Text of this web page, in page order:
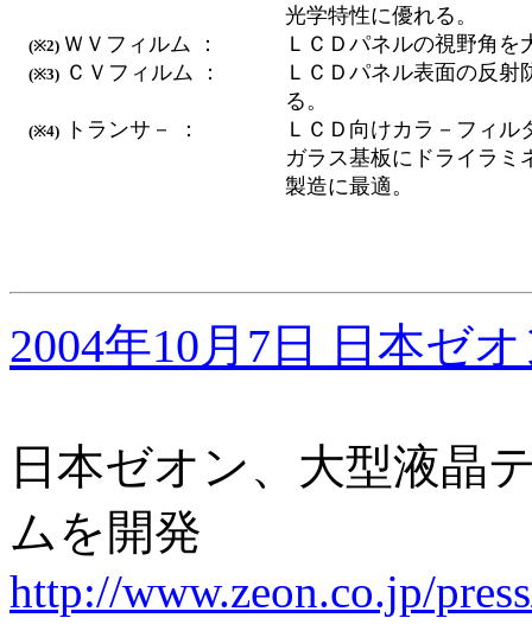
光学特性に優れる。
(※2) ＷＶフィルム ： ＬＣＤパネルの視野角
(※3) ＣＶフィルム ：
ＬＣＤパネル表面の反
る。
(※4)
トランサ－ ：
ＬＣＤ向けカラ－フィ
ガラス基板にドライラミ
製造に最適。
2004年10月7日 日本ゼ
日本ゼオン、大型液晶
ムを開発
http://www.zeon.co.jp/